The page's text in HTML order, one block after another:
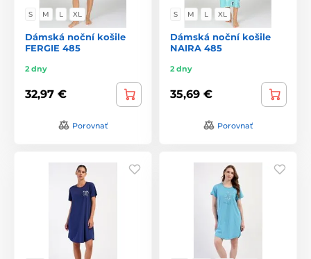
S M L XL
Dámská noční košile
FERGIE 485
2 dny
32,97 €
Porovnať
S M L XL
Dámská noční košile
NAIRA 485
2 dny
35,69 €
Porovnať